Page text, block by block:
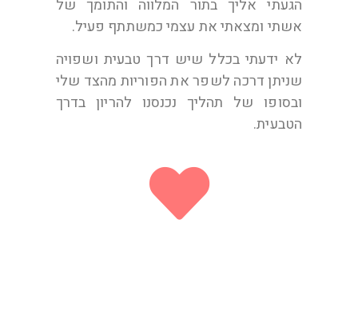
הגעתי אליך בתור המלווה והתומך של
אשתי ומצאתי את עצמי כמשתתף פעיל.
לא ידעתי בכלל שיש דרך טבעית ושפויה
שניתן דרכה לשפר את הפוריות מהצד שלי
ובסופו של תהליך נכנסנו להריון בדרך
הטבעית.